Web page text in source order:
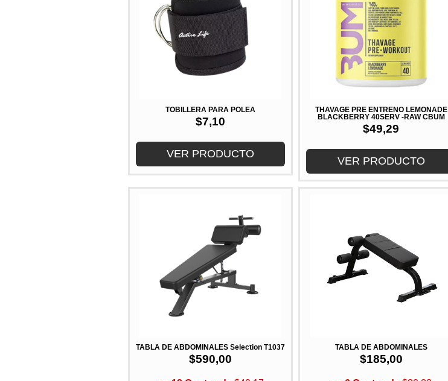
TOBILLERA PARA POLEA
$7,10
VER PRODUCTO
THAVAGE PRE ENTRENO LEMONADE
BLACKBERRY 40SERV -RAW CBUM
$49,29
VER PRODUCTO
TABLA DE ABDOMINALES Selection T1037
$590,00
TABLA DE ABDOMINALES
$185,00